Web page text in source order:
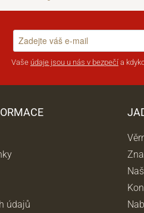
Vaše údaje jsou u nás v bezpečí a
údajů